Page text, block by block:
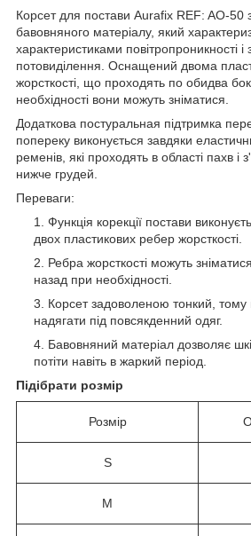
Корсет для постави Aurafix REF: AO-50
бавовняного матеріалу, який
характеристиками повітропроникності і
потовиділення. Оснащений двома
жорсткості, що проходять по обидва
необхідності вони можуть зніматися.
Додаткова постуральная підтримка
попереку виконується завдяки
ременів, які проходять в області пахв і
нижче грудей.
Переваги:
Функція корекції постави
двох пластикових ребер жорсткості.
Ребра жорсткості можуть
назад при необхідності.
Корсет задоволеною тонкий,
надягати під повсякденний одяг.
Бавовняний матеріал дозволяє
потіти навіть в жаркий період.
Підібрати розмір
Розмір
S
M